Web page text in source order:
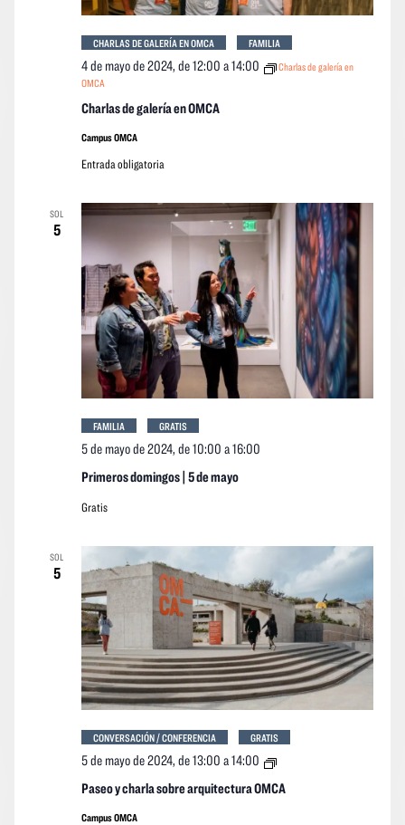
Charlas de galería en OMCA
4 de mayo de 2024, de 12:00 a14:00
Charlas de galería en
OMCA
CHARLAS DE GALERÍA EN OMCA FAMILIA
Campus OMCA
Entrada obligatoria
SOL
5
Primeros domingos | 5 de mayo
5 de mayo de 2024, de 10:00 a16:00
FAMILIA GRATIS
Gratis
SOL
5
Paseo y charla sobre arquitectura OMCA
5 de mayo de 2024, de 13:00 a14:00
Paseo
charla
CONVERSACIÓN / CONFERENCIA GRATIS
Campus OMCA